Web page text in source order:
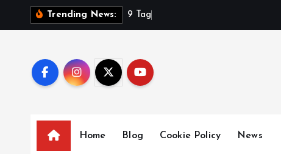
Trending News: 9 ag
Home Blog Cookie Policy News